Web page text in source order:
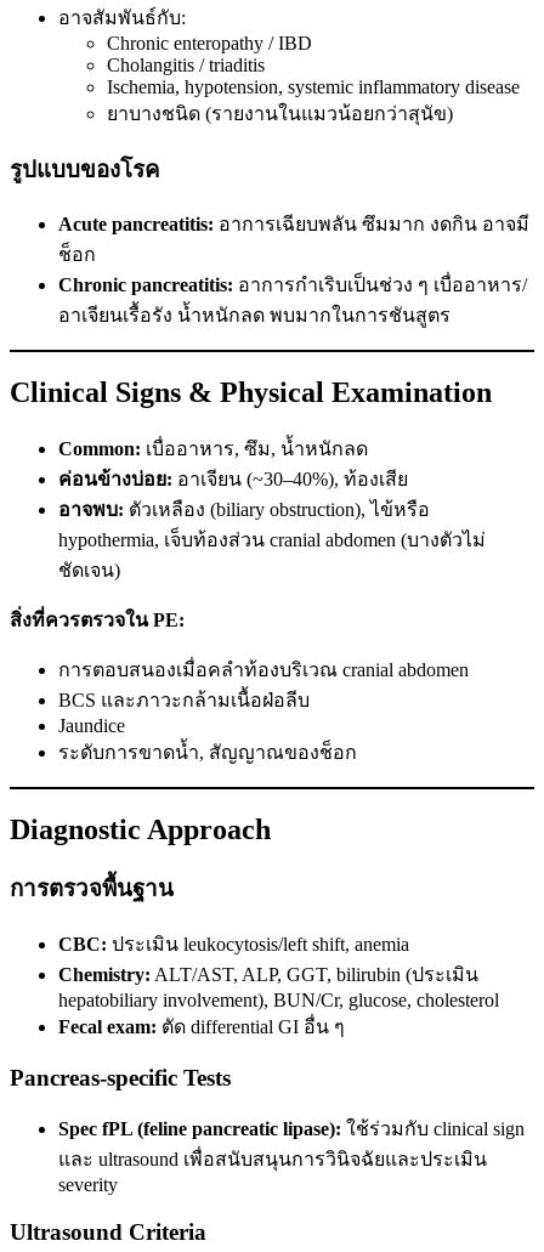
อาจสัมพันธ์กับ:
Chronic enteropathy / IBD
Cholangitis / triaditis
Ischemia, hypotension, systemic inflammatory disease
ยาบางชนิด (รายงานในแมวน้อยกว่าสุนัข)
รูปแบบของโรค
Acute pancreatitis: อาการเฉียบพลัน ซึมมาก งดกิน อาจมี
ช็อก
Chronic pancreatitis: อาการกำเริบเป็นช่วง ๆ เบื่ออาหาร/
อาเจียนเรื้อรัง น้ำหนักลด พบมากในการชันสูตร
Clinical Signs & Physical Examination
Common: เบื่ออาหาร, ซึม, น้ำหนักลด
ค่อนข้างบ่อย: อาเจียน (~30–40%), ท้องเสีย
อาจพบ: ตัวเหลือง (biliary obstruction), ไข้หรือ
hypothermia, เจ็บท้องส่วน cranial abdomen (บางตัวไม่
ชัดเจน)
สิ่งที่ควรตรวจใน PE:
การตอบสนองเมื่อคลำท้องบริเวณ cranial abdomen
BCS และภาวะกล้ามเนื้อฝ่อลีบ
Jaundice
ระดับการขาดน้ำ, สัญญาณของช็อก
Diagnostic Approach
การตรวจพื้นฐาน
CBC: ประเมิน leukocytosis/left shift, anemia
Chemistry: ALT/AST, ALP, GGT, bilirubin (ประเมิน
hepatobiliary involvement), BUN/Cr, glucose, cholesterol
Fecal exam: ตัด differential GI อื่น ๆ
Pancreas-specific Tests
Spec fPL (feline pancreatic lipase): ใช้ร่วมกับ clinical sign
และ ultrasound เพื่อสนับสนุนการวินิจฉัยและประเมิน
severity
Ultrasound Criteria